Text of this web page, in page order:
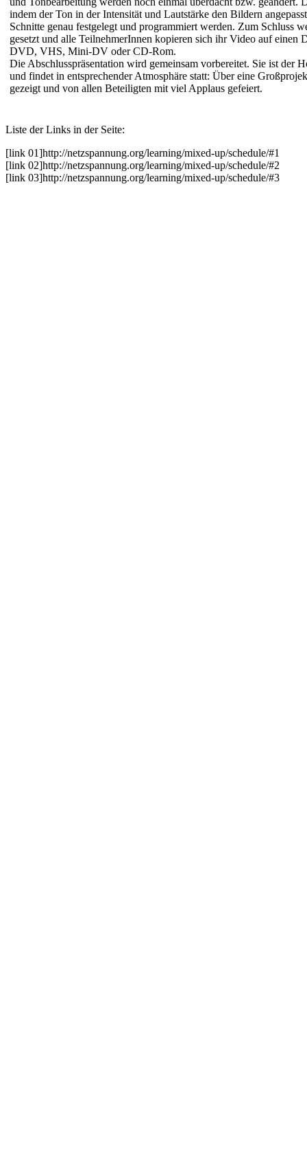
indem der Ton in der Intensität und Lautstärke den Bildern
Schnitte genau festgelegt und programmiert werden. Zum Schluss
gesetzt und alle TeilnehmerInnen kopieren sich ihr Video auf einen
DVD, VHS, Mini-DV oder CD-Rom.
Die Abschlusspräsentation wird gemeinsam vorbereitet. Sie ist der
und findet in entsprechender Atmosphäre statt: Über eine
gezeigt und von allen Beteiligten mit viel Applaus gefeiert.
Liste der Links in der Seite:
[link 01]http://netzspannung.org/learning/mixed-up/schedule/#1
[link 02]http://netzspannung.org/learning/mixed-up/schedule/#2
[link 03]http://netzspannung.org/learning/mixed-up/schedule/#3